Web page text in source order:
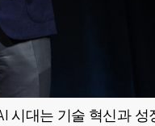
시대는 기술 혁신과